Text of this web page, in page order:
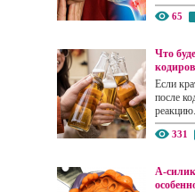
65
Что
Если
после
331
А-